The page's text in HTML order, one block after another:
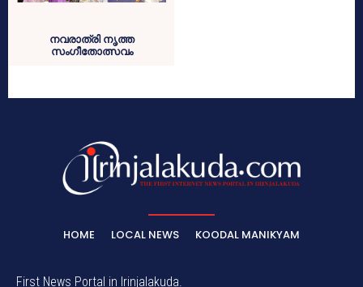
നവരാത്രി നൃത്ത
സംഗീതോത്സവം
നിര്യാതയായി